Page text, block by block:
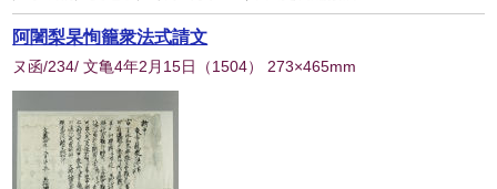
阿闍梨杲恂籠衆法式請文
ヌ函/234/ 文亀4年2月15日 （1504） 273×465mm